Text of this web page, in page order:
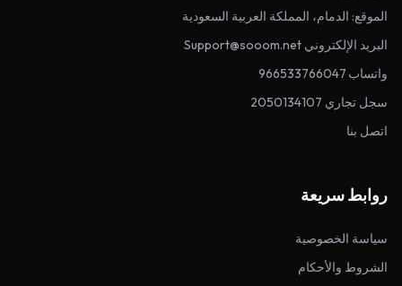
الموقع: الدمام، المملكة العربية السعودية
البريد الإلكتروني Support@sooom.net
واتساب 966533766047
سجل تجاري 2050134107
اتصل بنا
روابط سريعة
سياسة الخصوصية
الشروط والأحكام